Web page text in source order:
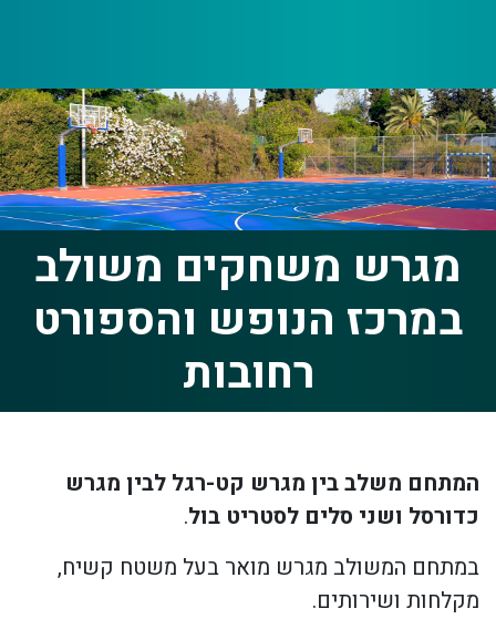
מגרש משחקים משולב
במרכז הנופש והספורט
רחובות
המתחם משלב בין מגרש קט-רגל לבין מגרש
כדורסל ושני סלים לסטריט בול.
במתחם המשולב מגרש מואר בעל משטח קשיח,
מקלחות ושירותים.